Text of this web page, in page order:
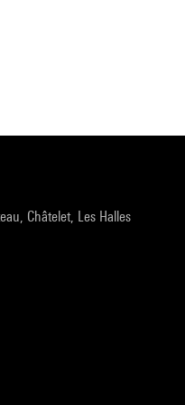
Châtelet, Les Halles